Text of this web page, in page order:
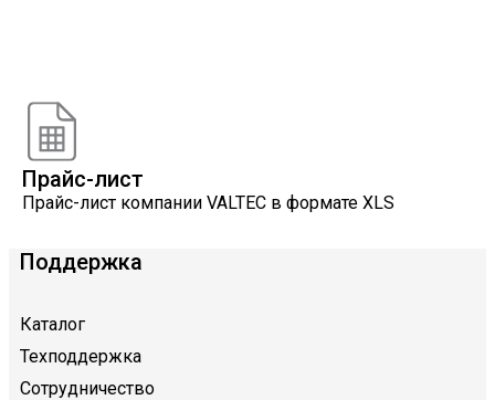
Прайс-лист
Прайс-лист компании VALTEC в формате XLS
Поддержка
Каталог
Техподдержка
Сотрудничество